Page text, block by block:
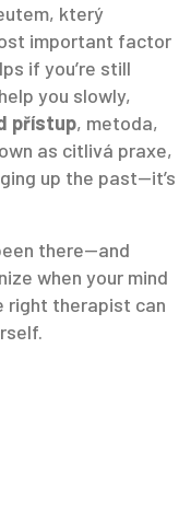
který
important factor
if you’re still
you slowly,
přístup, metoda,
as citlivá praxe,
up the past—it’s
there—and
when your mind
right therapist can